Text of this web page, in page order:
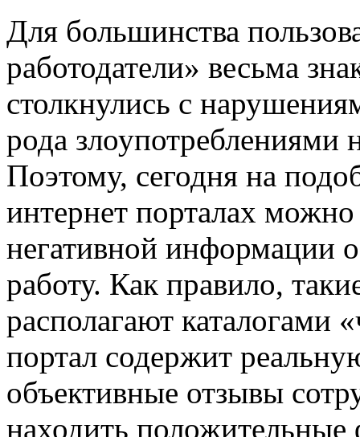
Для большинства
работодатели» весьма
столкнулись с
рода
Поэтому, сегодня на
интернет порталах
негативной информации
работу. Как правило,
располагают каталогами
портал содержит
объективные отзывы
находить положительные